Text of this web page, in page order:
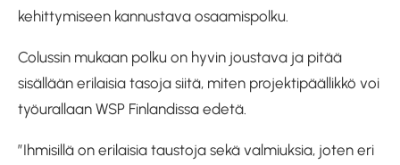
kehittymiseen kannustava osaamispolku.
Colussin mukaan polku on hyvin joustava ja pitää
sisällään erilaisia tasoja siitä, miten projektipäällikkö voi
työurallaan WSP Finlandissa edetä.
”Ihmisillä on erilaisia taustoja sekä valmiuksia, joten eri